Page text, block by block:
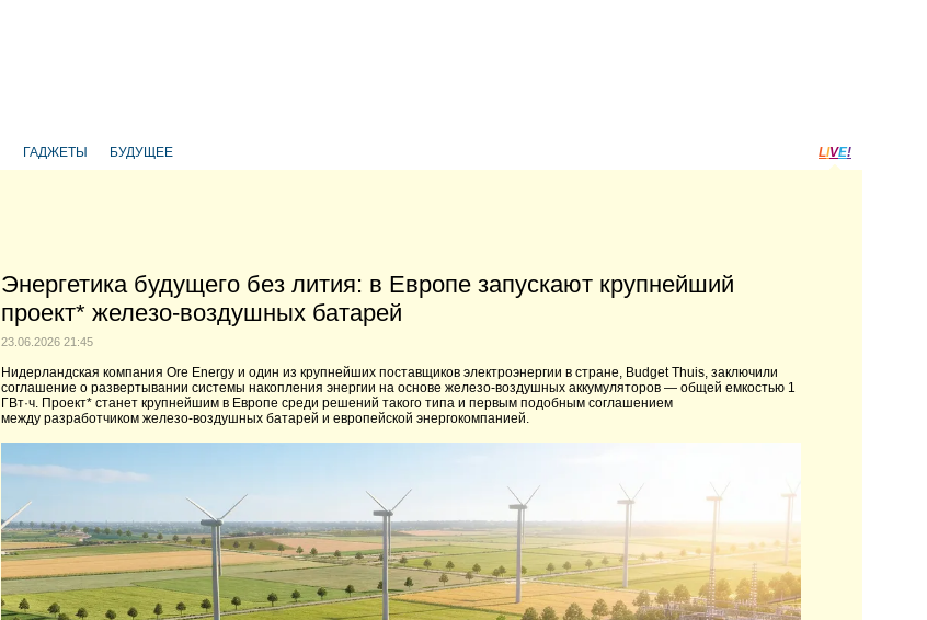
ГАДЖЕТЫ БУДУЩЕЕ LIVE!
Энергетика будущего без лития: в Европе запускают крупнейший
проект* железо-воздушных батарей
23.06.2026 21:45
Нидерландская компания Ore Energy и один из крупнейших поставщиков электроэнергии в стране, Budget Thuis, заключили
соглашение о развертывании системы накопления энергии на основе железо-воздушных аккумуляторов — общей емкостью 1
ГВт·ч. Проект* станет крупнейшим в Европе среди решений такого типа и первым подобным соглашением
между разработчиком железо-воздушных батарей и европейской энергокомпанией.